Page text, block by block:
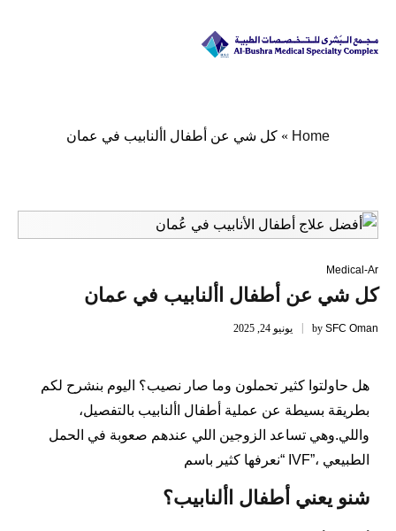
Home
» كل شي عن أطفال األنابيب في عمان
Medical-Ar
كل شي عن أطفال األنابيب في عمان
by SFC Oman يونيو 24, 2025
هل حاولتوا كثير تحملون وما صار نصيب؟ اليوم بنشرح لكم
بطريقة بسيطة عن عملية أطفال األنابيب بالتفصيل،
واللي.وهي تساعد الزوجين اللي عندهم صعوبة في الحمل
الطبيعي ،”IVF “نعرفها كثير باسم
شنو يعني أطفال األنابيب؟